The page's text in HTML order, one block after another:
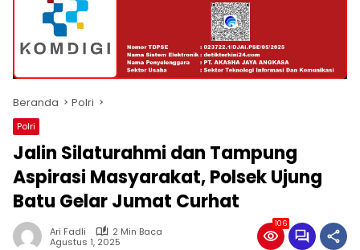
Beranda Polri
Polri
Jalin Silaturahmi dan Tampung
Aspirasi Masyarakat, Polsek Ujung
Batu Gelar Jumat Curhat
Ari Fadli
2 Min Baca
Agustus 1, 2025
106